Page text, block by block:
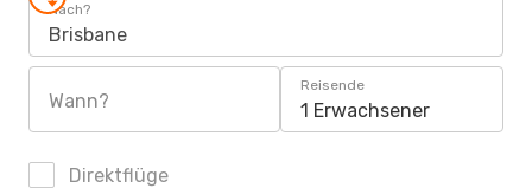
Nach?
Brisbane
Wann?
Reisende
1 Erwachsener
Direktflüge